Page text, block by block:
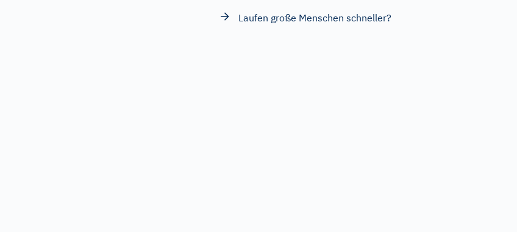
Laufen große Menschen schneller?